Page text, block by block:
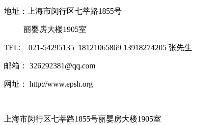
地址：上海市闵行区七莘路1855号
丽婴房大楼1905室
TEL: 021-54295135 18121065869 13918274205 张先生
邮箱： 326292381@qq.com
网址： http://www.epsh.org
上海市闵行区七莘路1855号丽婴房大楼1905室